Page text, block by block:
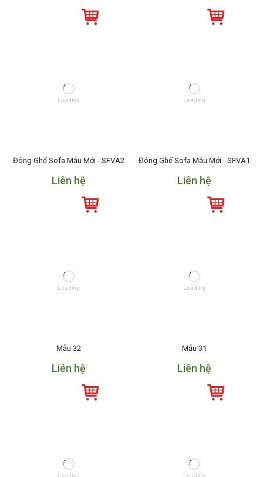
Đóng Ghế Sofa Mẫu Mới - SFVA2
Liên hệ
Đóng Ghế Sofa Mẫu Mới - SFVA1
Liên hệ
Mẫu 32
Liên hệ
Mẫu 31
Liên hệ